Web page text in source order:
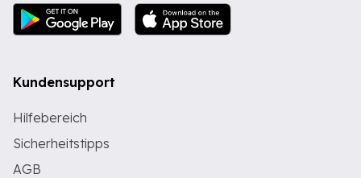
Kundensupport
Hilfebereich
Sicherheitstipps
AGB